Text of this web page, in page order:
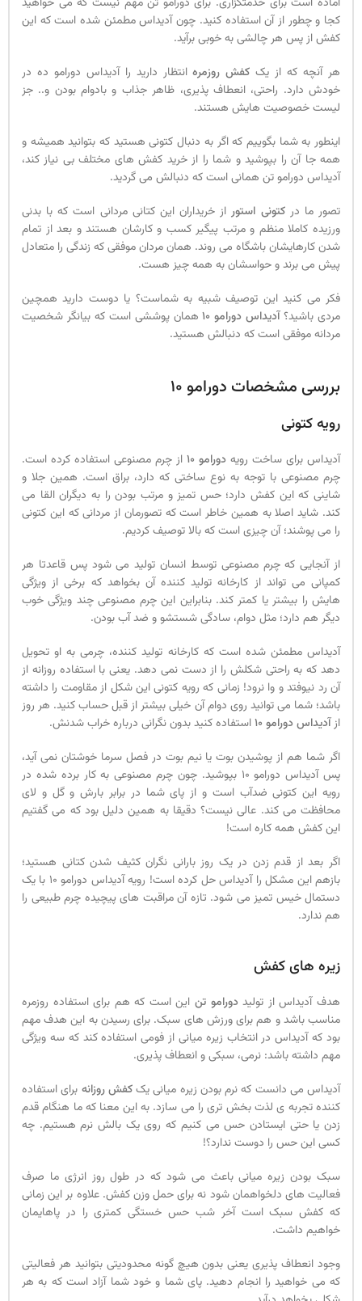
کجا و چطور از آن استفاده کنید. چون آدیداس مطمئن شده است که این
کفش از پس هر چالشی به خوبی برآید.
هر آنچه که از یک کفش روزمرهانتظار دارید را آدیداس دورامو ده در
خودش دارد. راحتی، انعطاف پذیری، ظاهر جذاب و بادوام بودن و.. جز
لیست خصوصیت هایش هستند.
اینطور به شما بگوییم که اگر به دنبال کتونی هستید که بتوانید همیشه و
همه جا آن را بپوشید و شما را از خرید کفش های مختلف بی نیاز کند،
آدیداس دورامو تن همانی است که دنبالش می گردید.
تصور ما درکتونی استوراز خریداران این کتانی مردانی است که با بدنی
ورزیده کاملا منظم و مرتب پیگیر کسب و کارشان هستند و بعد از تمام
شدن کارهایشان باشگاه می روند. همان مردان موفقی که زندگی را متعادل
پیش می برند و حواسشان به همه چیز هست.
فکر می کنید این توصیف شبیه به شماست؟ یا دوست دارید همچین
مردی باشید؟آدیداس دورامو 10
همان پوششی است که بیانگر شخصیت
مردانه موفقی است که دنبالش هستید.
بررسی مشخصات دورامو 10
رویه کتونی
آدیداس برای ساخت رویه دورامو 10
از چرم مصنوعی استفاده کرده است.
چرم مصنوعی با توجه به نوع ساختی که دارد، براق است. همین جلا و
شاینی که این کفش دارد؛ حس تمیز و مرتب بودن را به دیگران القا می
کند. شاید اصلا به همین خاطر است که تصورمان از مردانی که این کتونی
را می پوشند؛ آن چیزی است که بالا توصیف کردیم.
از آنجایی که چرم مصنوعی توسط انسان تولید می شود پس قاعدتا هر
کمپانی می تواند از کارخانه تولید کننده آن بخواهد که برخی از ویژگی
هایش را بیشتر یا کمتر کند. بنابراین این چرم مصنوعی چند ویژگی خوب
دیگر هم دارد؛ مثل دوام، سادگی شستشو و ضد آب بودن.
آدیداس مطمئن شده است که کارخانه تولید کننده، چرمی به او تحویل
دهد که به راحتی شکلش را از دست نمی دهد. یعنی با استفاده روزانه از
آن رد نیوفتد و وا نرود! زمانی که رویه کتونی این شکل از مقاومت را داشته
باشد؛ شما می توانید روی دوام آن خیلی بیشتر از قبل حساب کنید. هر روز
ازآدیداس دورامو 10
استفاده کنید بدون نگرانی درباره خراب شدنش.
اگر شما هم از پوشیدن بوت یا نیم بوت در فصل سرما خوشتان نمی آید،
پس آدیداس دورامو 10 بپوشید. چون چرم مصنوعی به کار برده شده در
رویه این کتونی ضدآب است و از پای شما در برابر بارش و گل و لای
محافظت می کند. عالی نیست؟ دقیقا به همین دلیل بود که می گفتیم
این کفش همه کاره است!
اگر بعد از قدم زدن در یک روز بارانی نگران کثیف شدن کتانی هستید؛
بازهم این مشکل را آدیداس حل کرده است! رویه آدیداس دورامو 10 با یک
دستمال خیس تمیز می شود. تازه آن مراقبت های پیچیده چرم طبیعی را
هم ندارد.
زیره های کفش
هدف آدیداس از تولید دورامو تناین است که هم برای استفاده روزمره
مناسب باشد و هم برای ورزش های سبک. برای رسیدن به این هدف مهم
بود که آدیداس در انتخاب زیره میانی از فومی استفاده کند که سه ویژگی
مهم داشته باشد: نرمی، سبکی و انعطاف پذیری.
آدیداس می دانست که نرم بودن زیره میانی یککفش روزانه برای استفاده
کننده تجربه ی لذت بخش تری را می سازد. به این معنا که ما هنگام قدم
زدن یا حتی ایستادن حس می کنیم که روی یک بالش نرم هستیم. چه
کسی این حس را دوست ندارد؟!
سبک بودن زیره میانی باعث می شود که در طول روز انرژی ما صرف
فعالیت های دلخواهمان شود نه برای حمل وزن کفش. علاوه بر این زمانی
که کفش سبک است آخر شب حس خستگی کمتری را در پاهایمان
خواهیم داشت.
وجود انعطاف پذیری یعنی بدون هیچ گونه محدودیتی بتوانید هر فعالیتی
که می خواهید را انجام دهید. پای شما و خود شما آزاد است که به هر